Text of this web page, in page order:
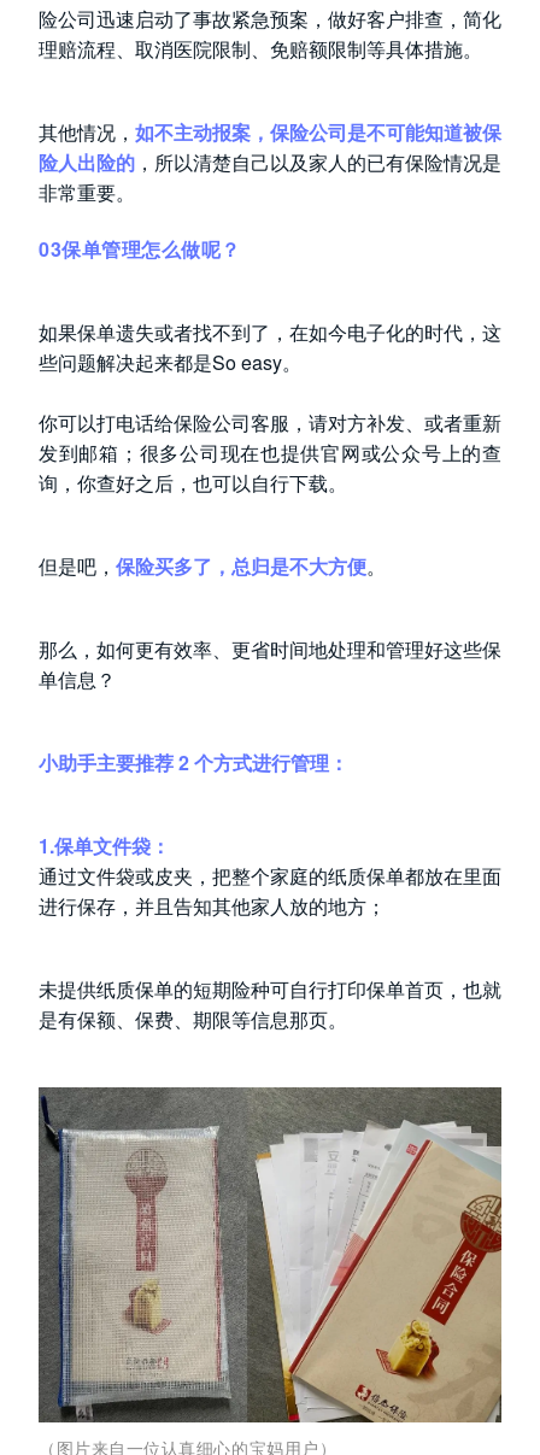
险公司迅速启动了事故紧急预案，做好客户排查，简化
理赔流程、取消医院限制、免赔额限制等具体措施。
其他情况， 如不主动报案，保险公司是不可能知道被保
险人出险的 ，所以清楚自己以及家人的已有保险情况是
非常重要。
03保单管理怎么做呢？
如果保单遗失或者找不到了，在如今电子化的时代，这
些问题解决起来都是So easy。
你可以打电话给保险公司客服，请对方补发、或者重新
发到邮箱；很多公司现在也提供官网或公众号上的查
询，你查好之后，也可以自行下载。
但是吧， 保险买多了，总归是不大方便。
那么，如何更有效率、更省时间地处理和管理好这些保
单信息？
小助手主要推荐 2 个方式进行管理：
1.保单文件袋：
通过文件袋或皮夹，把整个家庭的纸质保单都放在里面
进行保存，并且告知其他家人放的地方；
未提供纸质保单的短期险种可自行打印保单首页，也就
是有保额、保费、期限等信息那页。
（图片来自一位认真细心的宝妈用户）